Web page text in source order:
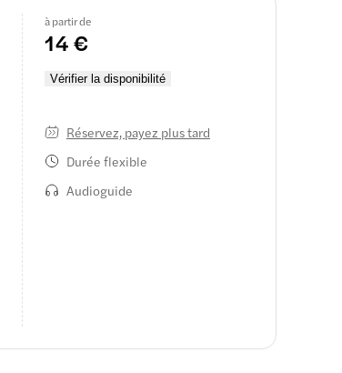
à partir de
14 €
Vérifier la disponibilité
Réservez, payez plus tard
Durée flexible
Audioguide